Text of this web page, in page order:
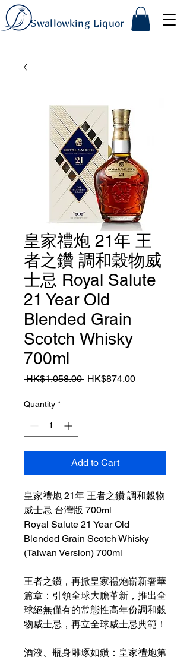
Swallowking Liquor
皇家禮炮 21年 王
者之鑽 調和穀物威
士忌 Royal Salute
21 Year Old
Blended Grain
Scotch Whisky
700ml
HK$1,058.00 Regular
HK$874.00Sale
Quantity *
Add to Cart
皇家禮炮 21年 王者之鑽 調和穀物
威士忌 台灣版 700ml
Royal Salute 21 Year Old
Blended Grain Scotch Whisky
(Taiwan Version) 700ml
王者之鑽，再掀皇家禮炮嶄新奢華
篇章：引領全球大膽革新，推出全
球絕無僅有的常態性高年份調和穀
物威士忌，再立全球威士忌典範！
酒液、瓶身雕琢如鑽：皇家禮炮第